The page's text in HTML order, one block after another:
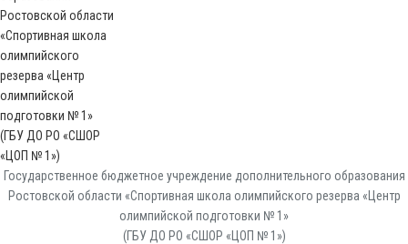
Государственное бюджетное учреждение дополнительного образования
Ростовской области «Спортивная школа олимпийского резерва «Центр
олимпийской подготовки № 1»
(ГБУ ДО РО «СШОР «ЦОП № 1»)